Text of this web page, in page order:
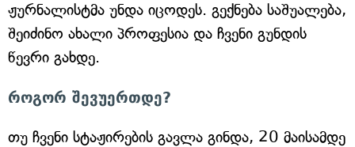
ჟურნალისტმა უნდა იცოდეს. გექნება საშუალება,
შეიძინო ახალი პროფესია და ჩვენი გუნდის
წევრი გახდე.
როგორ შევუერთდე?
თუ ჩვენი სტაჟირების გავლა გინდა, 20 მაისამდე